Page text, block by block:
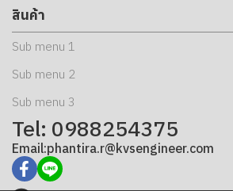
สินค้า
Sub menu 1
Sub menu 2
Sub menu 3
Tel: 0988254375
Email:phantira.r@kvsengineer.com